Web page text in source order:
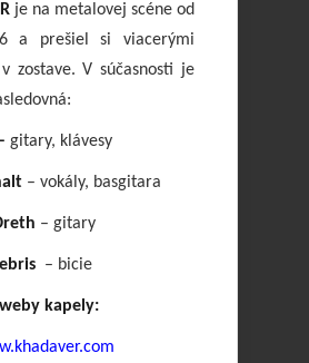
je na metalovej scéne od
a prešiel si viacerými
zostave. V súčasnosti je
gitary, klávesy
– vokály, basgitara
– gitary
– bicie
kapely: